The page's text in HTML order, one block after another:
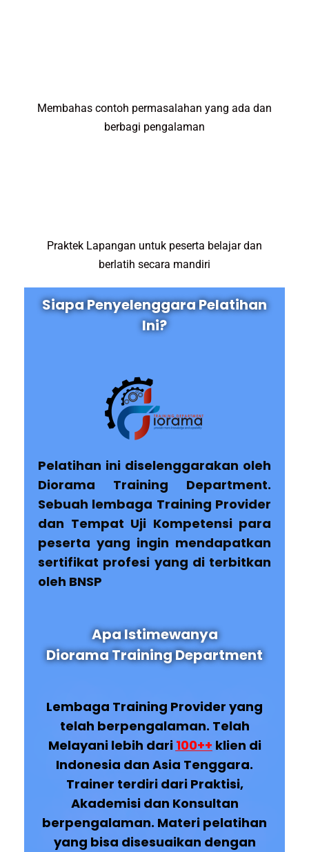
Membahas contoh permasalahan yang ada dan
berbagi pengalaman
Praktek Lapangan untuk peserta belajar dan
berlatih secara mandiri
Siapa Penyelenggara Pelatihan
Ini?
Pelatihan ini diselenggarakan oleh
Diorama Training Department.
Sebuah lembaga Training Provider
dan Tempat Uji Kompetensi para
peserta yang ingin mendapatkan
sertifikat profesi yang di terbitkan
oleh BNSP
Apa Istimewanya
Diorama Training Department
Lembaga Training Provider yang
telah berpengalaman. Telah
Melayani lebih dari 100++ klien di
Indonesia dan Asia Tenggara.
Trainer terdiri dari Praktisi,
Akademisi dan Konsultan
berpengalaman. Materi pelatihan
yang bisa disesuaikan dengan